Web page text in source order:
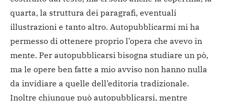
quarta, la struttura dei paragrafi, eventuali
illustrazioni e tanto altro. Autopubblicarmi mi ha
permesso di ottenere proprio l’opera che avevo in
mente. Per autopubblicarsi bisogna studiare un pò,
ma le opere ben fatte a mio avviso non hanno nulla
da invidiare a quelle dell’editoria tradizionale.
Inoltre chiunque può autopubblicarsi, mentre